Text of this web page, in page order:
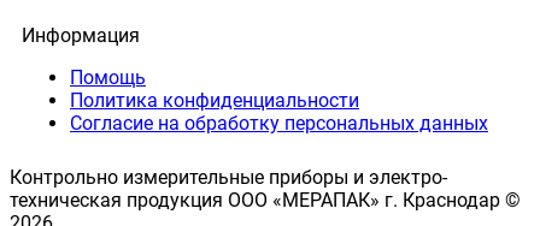
Информация
Помощь
Политика конфиденциальности
Согласие на обработку персональных данных
Контрольно измерительные приборы и электро-
техническая продукция ООО «МЕРАПАК» г. Краснодар ©